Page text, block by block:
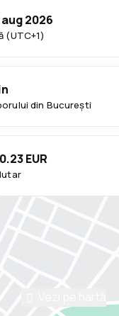
(UTC+1)
2026
din București
EUR